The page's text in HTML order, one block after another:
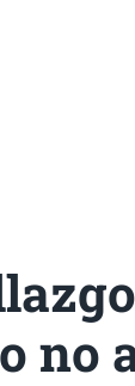
no